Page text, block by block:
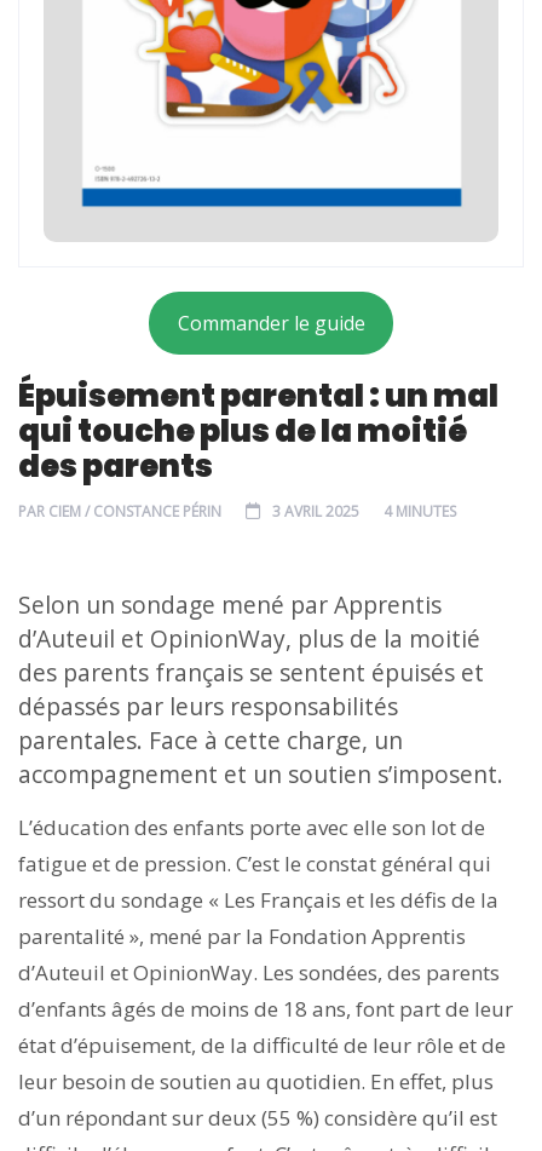
Commander le guide
Épuisement parental : un mal
qui touche plus de la moitié
des parents
PAR CIEM / CONSTANCE PÉRIN 3 AVRIL 2025 4 MINUTES
Selon un sondage mené par Apprentis
d’Auteuil et OpinionWay, plus de la moitié
des parents français se sentent épuisés et
dépassés par leurs responsabilités
parentales. Face à cette charge, un
accompagnement et un soutien s’imposent.
L’éducation des enfants porte avec elle son lot de
fatigue et de pression. C’est le constat général qui
ressort du sondage « Les Français et les défis de la
parentalité », mené par la Fondation Apprentis
d’Auteuil et OpinionWay. Les sondées, des parents
d’enfants âgés de moins de 18 ans, font part de leur
état d’épuisement, de la difficulté de leur rôle et de
leur besoin de soutien au quotidien. En effet, plus
d’un répondant sur deux (55 %) considère qu’il est